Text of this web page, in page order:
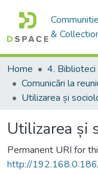
&
Home
4. Biblioteci
Utilizarea și
Permanent URI for
http://